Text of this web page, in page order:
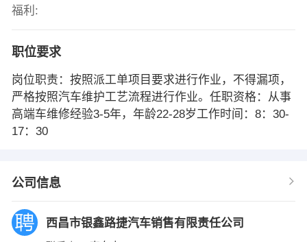
福利:
职位要求
岗位职责：按照派工单项目要求进行作业，不得漏项，
严格按照汽车维护工艺流程进行作业。任职资格：从事
高端车维修经验3-5年，年龄22-28岁工作时间：8：30-
17：30
公司信息
西昌市银鑫路捷汽车销售有限责任公司